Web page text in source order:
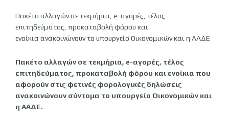
Πακέτο αλλαγών σε τεκμήρια, e-αγορές, τέλος
επιτηδεύματος, προκαταβολή φόρου και
ενοίκια ανακοινώνουν το υπουργείο Οικονομικών και η ΑΑΔΕ
Πακέτο αλλαγών σε τεκμήρια, e-αγορές, τέλος
επιτηδεύματος, προκαταβολή φόρου και ενοίκια που
αφορούν στις φετινές φορολογικές δηλώσεις
ανακοινώνουν σύντομα το υπουργείο Οικονομικών και
η ΑΑΔΕ.